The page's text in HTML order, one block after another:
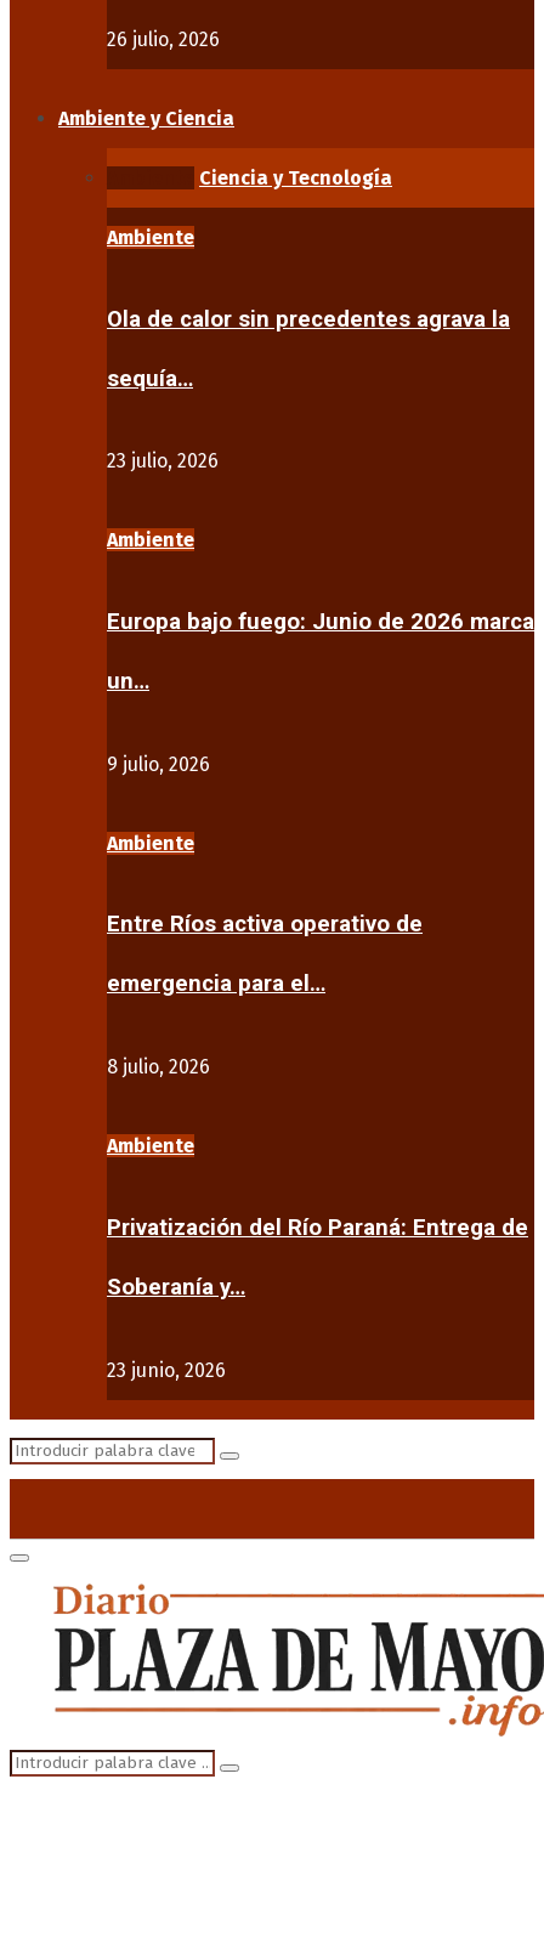
26 julio, 2026
Ambiente y Ciencia
Ciencia y Tecnología
Ambiente
Ola de calor sin precedentes agrava la
sequía…
23 julio, 2026
Ambiente
Europa bajo fuego: Junio de 2026 marca
un…
9 julio, 2026
Ambiente
Entre Ríos activa operativo de
emergencia para el…
8 julio, 2026
Ambiente
Privatización del Río Paraná: Entrega de
Soberanía y…
23 junio, 2026
Search
Search
Primary
Menu
Search
for:
Search